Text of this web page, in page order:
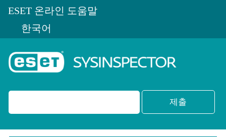
ESET 온라인 도움말
한국어